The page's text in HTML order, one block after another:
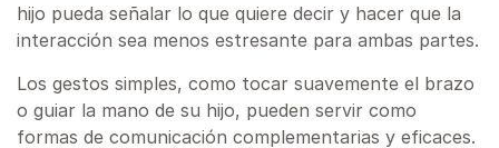
hijo pueda señalar lo que quiere decir y hacer que la
interacción sea menos estresante para ambas partes.
Los gestos simples, como tocar suavemente el brazo
o guiar la mano de su hijo, pueden servir como
formas de comunicación complementarias y eficaces.